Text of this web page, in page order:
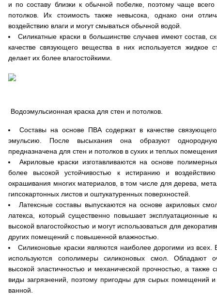
и по составу близки к обычной побелке, поэтому чаще
потолков. Их стоимость также невысока, однако они
воздействию влаги и могут смываться обычной водой.
Силикатные краски в большинстве случаев имеют состав,
качестве связующего вещества в них используется жидкое
делает их более влагостойкими.
Водоэмульсионная краска для стен и потолков.
Составы на основе ПВА содержат в качестве
эмульсию. После высыхания она образуют
предназначена для стен и потолков в сухих и теплых
Акриловые краски изготавливаются на основе
более высокой устойчивостью к истиранию и
окрашивания многих материалов, в том числе для дерева,
гипсокартонных листов и оштукатуренных поверхностей.
Латексные составы выпускаются на основе акриловых
латекса, который существенно повышает эксплуатационные
высокой влагостойкостью и могут использоваться для
других помещений с повышенной влажностью.
Силиконовые краски являются наиболее дорогими из всех.
используются сополимеры силиконовых смол. Обладают
высокой эластичностью и механической прочностью, а также
виды загрязнений, поэтому пригодны для сырых помещений и
ванной.